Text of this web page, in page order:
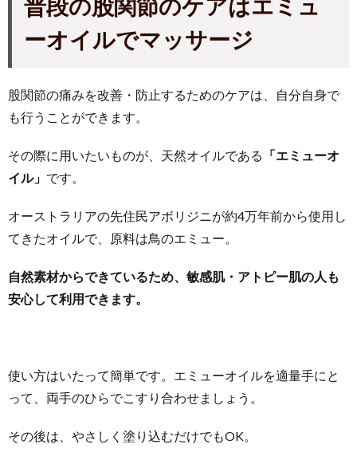
普段の股関節のケアはエミュ
ーオイルでマッサージ
股関節の痛みを改善・防止するためのケアは、自分自身で
も行うことができます。
その際に用いたいものが、天然オイルである 「エミューオ
イル」 です。
オーストラリアの先住民アボリジニが約4万年前から使用し
てきたオイルで、原料は鳥のエミュー。
自然素材からできているため、敏感肌・アトピー肌の人も
安心して利用できます。
使い方はいたって簡単です。エミューオイルを適量手にと
って、両手のひらでこすり合わせましょう。
その後は、やさしく塗り込むだけでもOK。